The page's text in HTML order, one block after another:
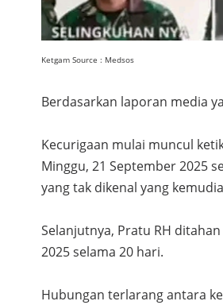
Ketgam Source : Medsos
Berdasarkan laporan media
Kecurigaan mulai muncul
Minggu, 21 September 2025
yang tak dikenal yang
Selanjutnya, Pratu RH
2025 selama 20 hari.
Hubungan terlarang antara